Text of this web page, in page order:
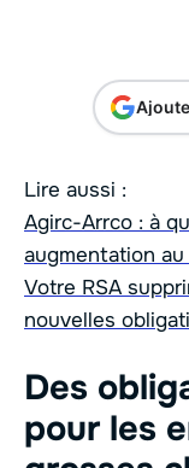
Lire aussi :
Agirc-Arrco : à
augmentation
Votre RSA
nouvelles
Des
pour les